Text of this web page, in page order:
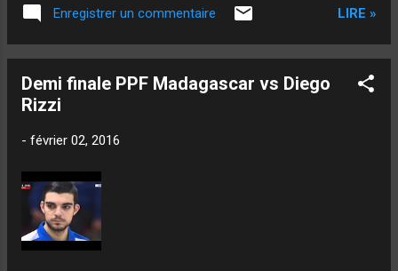
Enregistrer un commentaire LIRE »
Demi finale PPF Madagascar vs Diego
Rizzi
- février 02, 2016